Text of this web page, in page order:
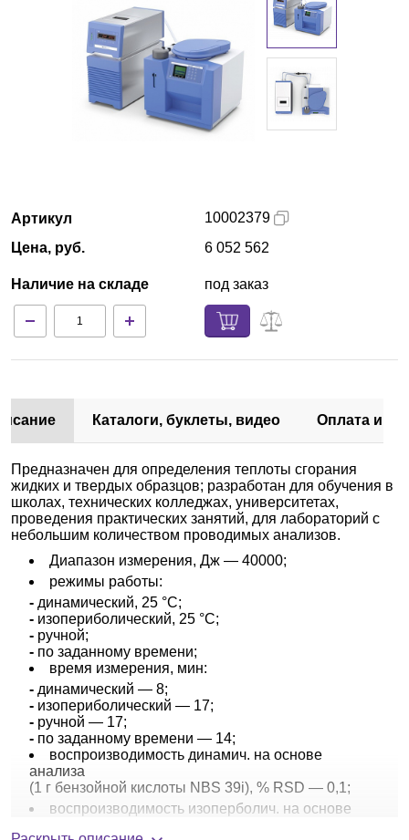
Кемерово
О компании
Партнеры
Технический сервис
Артикул
Цена, руб.
Наличие на складе
10002379
6 052 562
под заказ
Каталоги, буклеты, видео Оплата и
Предназначен для определения теплоты сгорания
жидких и твердых образцов; разработан для обучения в
школах, технических колледжах, университетах,
проведения практических занятий, для лабораторий с
небольшим количеством проводимых анализов.
Диапазон измерения, Дж — 40000;
режимы работы:
- динамический, 25 °С;
- изопериболический, 25 °С;
- ручной;
- по заданному времени;
время измерения, мин:
- динамический — 8;
- изопериболический — 17;
- ручной — 17;
- по заданному времени — 14;
воспроизводимость динамич. на основе
анализа
(1 г бензойной кислоты NBS 39i), % RSD — 0,1;
воспроизводимость изоперболич. на основе